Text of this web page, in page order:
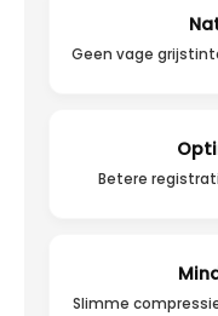
Geen vage
Betere
Slimme